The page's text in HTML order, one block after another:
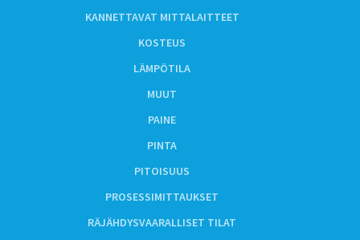
KANNETTAVAT MITTALAITTEET
KOSTEUS
LÄMPÖTILA
MUUT
PAINE
PINTA
PITOISUUS
PROSESSIMITTAUKSET
RÄJÄHDYSVAARALLISET TILAT